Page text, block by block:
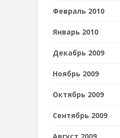
Февраль 2010
Январь 2010
Декабрь 2009
Ноябрь 2009
Октябрь 2009
Сентябрь 2009